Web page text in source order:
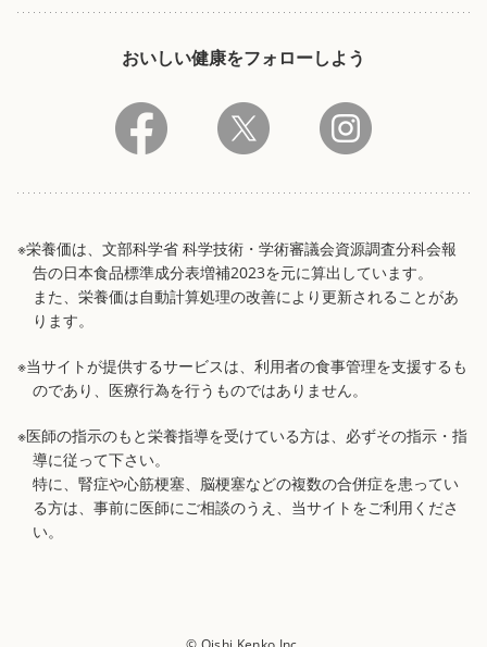
おいしい健康をフォローしよう
※栄養価は、文部科学省 科学技術・学術審議会資源調査分科会報
告の日本食品標準成分表増補2023を元に算出しています。
また、栄養価は自動計算処理の改善により更新されることがあ
ります。
※当サイトが提供するサービスは、利用者の食事管理を支援するも
のであり、医療行為を行うものではありません。
※医師の指示のもと栄養指導を受けている方は、必ずその指示・指
導に従って下さい。
特に、腎症や心筋梗塞、脳梗塞などの複数の合併症を患ってい
る方は、事前に医師にご相談のうえ、当サイトをご利用くださ
い。